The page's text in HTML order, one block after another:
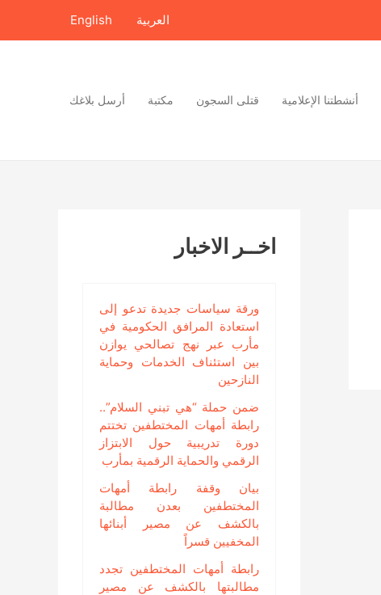
العربية English
أنشطتنا الإعلامية قتلى السجون مكتبة أرسل بلاغك
اخــر الاخبار
ورقة سياسات جديدة تدعو إلى
استعادة المرافق الحكومية في
مأرب عبر نهج تصالحي يوازن
بين استئناف الخدمات وحماية
النازحين
ضمن حملة “هي تبني السلام”..
رابطة أمهات المختطفين تختتم
دورة تدريبية حول الابتزاز
الرقمي والحماية الرقمية بمأرب
بيان وقفة رابطة أمهات
المختطفين بعدن مطالبة
بالكشف عن مصير أبنائها
المخفيين قسراً
رابطة أمهات المختطفين تجدد
مطالبتها بالكشف عن مصير